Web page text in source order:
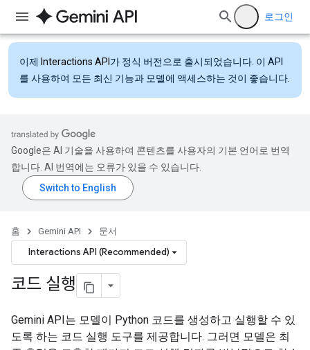
로그인
이제 Interactions API 가 정식 버전으로 출시되었습니다. 이 API
를 사용하여 모든 최신 기능과 모델에 액세스하는 것이 좋습니다.
Google은 AI 기술을 사용하여 콘텐츠를 사용자의 기본 언어로 번역
합니다. AI 번역에는 오류가 있을 수 있습니다.
홈 Gemini API 문서
Interactions API (Recommended)
코드 실행
Gemini API는 모델이 Python 코드를 생성하고 실행할 수 있
도록 하는 코드 실행 도구를 제공합니다. 그러면 모델은 최